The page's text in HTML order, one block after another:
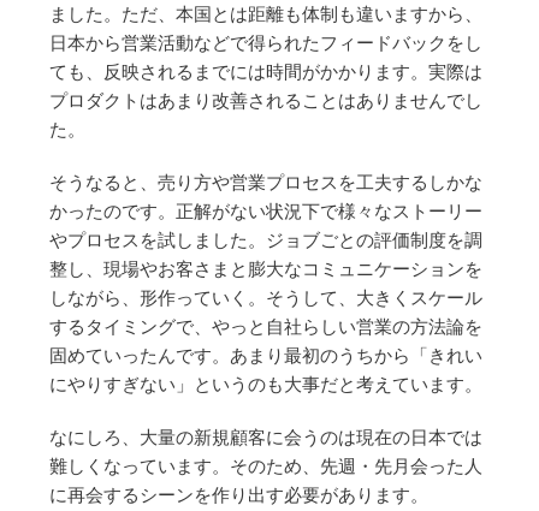
ました。ただ、本国とは距離も体制も違いますから、
日本から営業活動などで得られたフィードバックをし
ても、反映されるまでには時間がかかります。実際は
プロダクトはあまり改善されることはありませんでし
た。
そうなると、売り方や営業プロセスを工夫するしかな
かったのです。正解がない状況下で様々なストーリー
やプロセスを試しました。ジョブごとの評価制度を調
整し、現場やお客さまと膨大なコミュニケーションを
しながら、形作っていく。そうして、大きくスケール
するタイミングで、やっと自社らしい営業の方法論を
固めていったんです。あまり最初のうちから「きれい
にやりすぎない」というのも大事だと考えています。
なにしろ、大量の新規顧客に会うのは現在の日本では
難しくなっています。そのため、先週・先月会った人
に再会するシーンを作り出す必要があります。